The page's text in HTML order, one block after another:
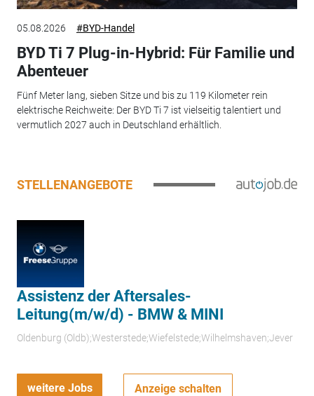
05.08.2026 #BYD-Handel
BYD Ti 7 Plug-in-Hybrid: Für Familie und
Abenteuer
Fünf Meter lang, sieben Sitze und bis zu 119 Kilometer rein
elektrische Reichweite: Der BYD Ti 7 ist vielseitig talentiert und
vermutlich 2027 auch in Deutschland erhältlich.
STELLENANGEBOTE
Assistenz der Aftersales-
Leitung(m/w/d) - BMW & MINI
Oldenburg (Oldb);Westerstede;Wiefelstede;Wilhelmshaven;Jever
weitere Jobs Anzeige schalten